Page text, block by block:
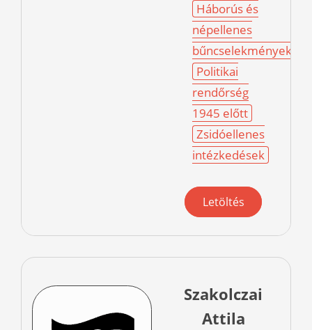
Háborús és
népellenes
bűncselekmények
Politikai
rendőrség
1945 előtt
Zsidóellenes
intézkedések
Letöltés
Szakolczai
Attila